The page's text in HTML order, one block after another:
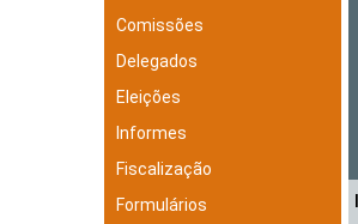
Comissões
Delegados
Eleições
Informes
Fiscalização
Formulários